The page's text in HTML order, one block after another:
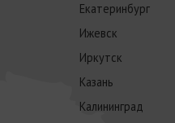
Екатеринбург
Ижевск
Иркутск
Казань
Калининград